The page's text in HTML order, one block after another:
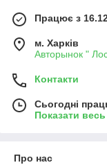
Працює з
м. Харків
Авторынок "
Контакти
Сьогодні
Показати
Про нас